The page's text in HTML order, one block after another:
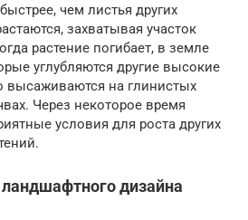
чем листья других
захватывая участок
растение погибает, в земле
углубляются другие высокие
высаживаются на глинистых
Через некоторое время
условия для роста других
дизайна